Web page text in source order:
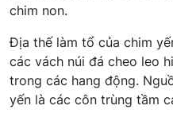
chim non.
Địa thế làm tổ của chim
các vách núi đá cheo leo
trong các hang động.
yến là các côn trùng tầm